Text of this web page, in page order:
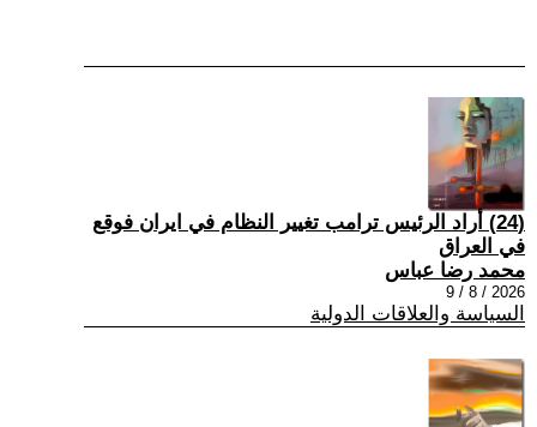
(24) أراد الرئيس ترامب تغيير النظام في ايران فوقع
في العراق
محمد رضا عباس
2026 / 8 / 9
السياسة والعلاقات الدولية